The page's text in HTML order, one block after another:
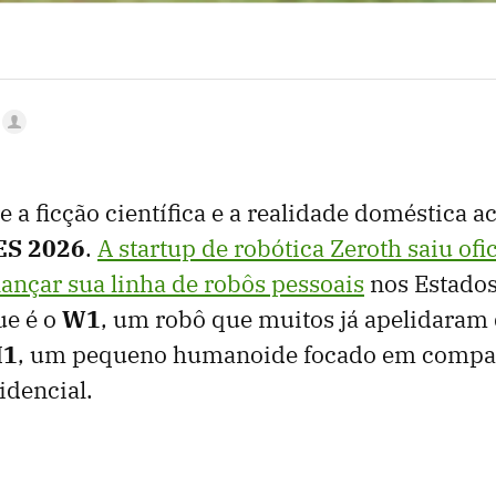
a ficção científica e a realidade doméstica
2026. A startup de robótica Zeroth saiu
sua linha de robôs pessoais nos
é o W1, um robô que muitos já
, um pequeno humanoide focado em